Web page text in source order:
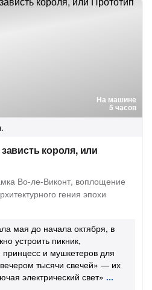
На машине
5 часов
короля, или
Во-ле-Виконт, воплощение
гения эпохи
мая до начала октября, в
устроить пикник,
и мушкетеров для
тысячи свечей» — их
электрический свет»